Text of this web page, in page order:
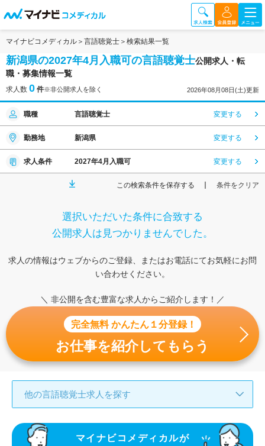
マイナビコメディカル 言語聴覚士 検索結果一覧
新潟県の2027年4月入職可の言語聴覚士公開求人・転
職・募集情報一覧
求人数 0 件※非公開求人を除く 2026年08月08日(土)更新
職種 言語聴覚士 変更する
勤務地 新潟県 変更する
求人条件 2027年4月入職可 変更する
この検索条件を保存する 条件をクリア
選択いただいた条件に合致する
公開求人は見つかりませんでした。
求人の情報はウェブからのご登録、またはお電話にてお気軽にお問
い合わせください。
＼ 非公開を含む豊富な求人からご紹介します！／
完全無料 かんたん１分登録！
お仕事を紹介してもらう
他の言語聴覚士求人を探す
マイナビコメディカルが